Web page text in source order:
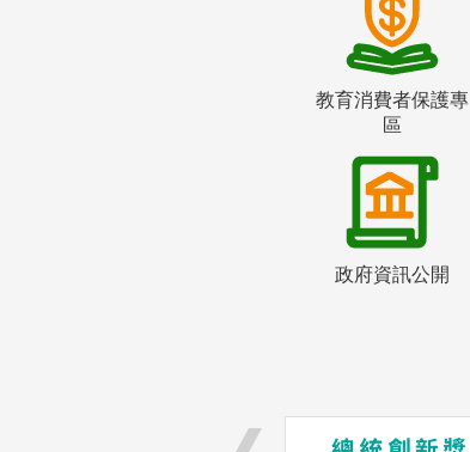
教育消費者保護專
區
政府資訊公開